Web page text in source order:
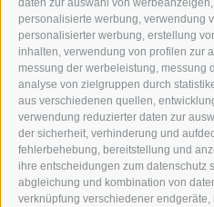
daten zur auswahl von
personalisierte werbung, verwendung
personalisierter werbung, erstellung
inhalten, verwendung von profilen zur
messung der werbeleistung, messung
analyse von zielgruppen durch
aus verschiedenen quellen,
verwendung reduzierter daten zur
der sicherheit, verhinderung und
fehlerbehebung, bereitstellung und
ihre entscheidungen zum datenschutz
abgleichung und kombination von
verknüpfung verschiedener
GRAFIK@DERERKER.IT
INFO@DERERKER.IT
DER ERKER
WERBEN IM ERKER
ONLINE-WERBUNG
SEPA-DAUERAUFTRAG
REGELN LESERKOMMENTARE